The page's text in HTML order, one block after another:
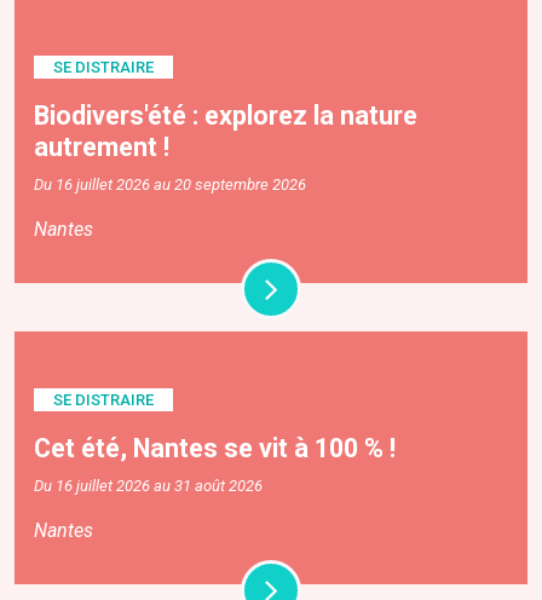
SE DISTRAIRE
Biodivers'été : explorez la nature
autrement !
Du 16 juillet 2026 au 20 septembre 2026
Nantes
SE DISTRAIRE
Cet été, Nantes se vit à 100 % !
Du 16 juillet 2026 au 31 août 2026
Nantes